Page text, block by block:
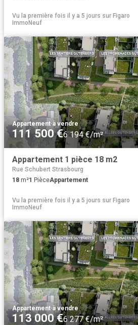
Vu la première fois il y a 5 jours sur Figaro
ImmoNeuf
Appartement·à vendre
111 500 €6 194 €/m²
Appartement 1 pièce 18 m2
Rue Schubert Strasbourg
18 m²1 PièceAppartement
Vu la première fois il y a 5 jours sur Figaro
ImmoNeuf
Appartement·à vendre
113 000 €6 277 €/m²